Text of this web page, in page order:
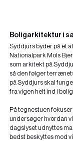
Boligarkitektur i
Syddjurs byder på et
Nationalpark Mols
som arkitekt på
så den følger
på Syddjurs skal
fra vigen helt ind i
På tegnestuen
undersøger hvordan
dagslyset udnyttes
bedst beskyttes mod